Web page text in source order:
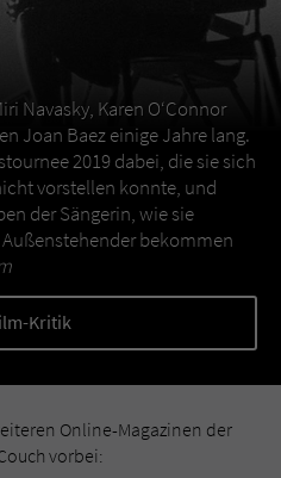
Navasky, Karen O‘Connor
Joan Baez einige Jahre lang.
2019 dabei, die sie sich
vorstellen konnte, und
der Sängerin, wie sie
bekommen
Kritik
Online-Magazinen der
vorbei: